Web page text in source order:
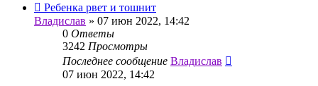
Ребенка рвет и тошнит
Владислав » 07 июн 2022, 14:42
0 Ответы
3242 Просмотры
Последнее сообщение Владислав
07 июн 2022, 14:42